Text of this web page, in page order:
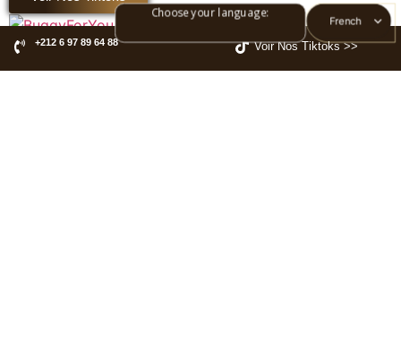
BuggyForYou
Choose your language:
French
English
+212 6 97 89 64 88 Voir Nos Tiktoks >>